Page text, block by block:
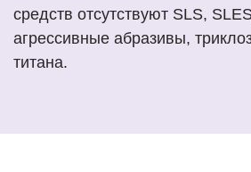
средств отсутствуют SLS,
агрессивные абразивы,
титана.